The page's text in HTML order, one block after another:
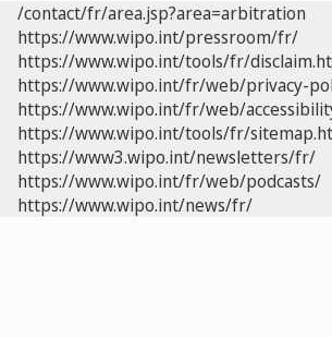
/contact/fr/area.jsp?area=arbitration
https://www.wipo.int/pressroom/fr/
https://www.wipo.int/tools/fr/
https://www.wipo.int/fr/web/privacy-
https://www.wipo.int/fr/web/
https://www.wipo.int/tools/fr/
https://www3.wipo.int/newsletters/fr/
https://www.wipo.int/fr/web/podcasts/
https://www.wipo.int/news/fr/